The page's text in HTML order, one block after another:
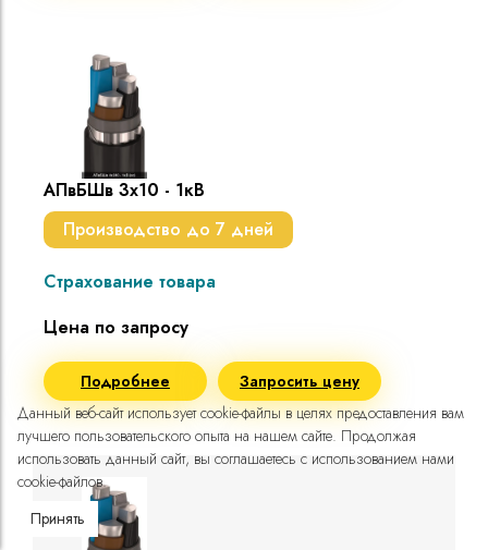
АПвБШв 3х10 - 1кВ
Производство до 7 дней
Страхование товара
Цена по запросу
Подробнее
Запросить цену
Данный веб-сайт использует cookie-файлы в целях предоставления вам
лучшего пользовательского опыта на нашем сайте. Продолжая
использовать данный сайт, вы соглашаетесь с использованием нами
cookie-файлов.
Принять